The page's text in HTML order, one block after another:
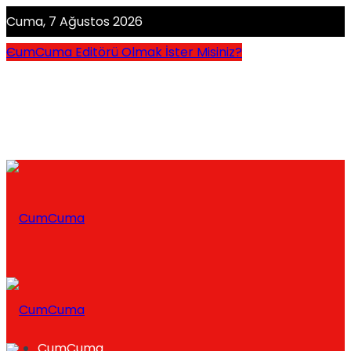
Cuma, 7 Ağustos 2026
CumCuma Editörü Olmak İster Misiniz?